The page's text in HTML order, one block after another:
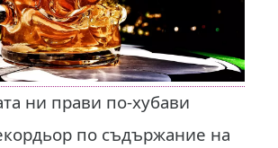
ни прави по-хубави
по съдържание на